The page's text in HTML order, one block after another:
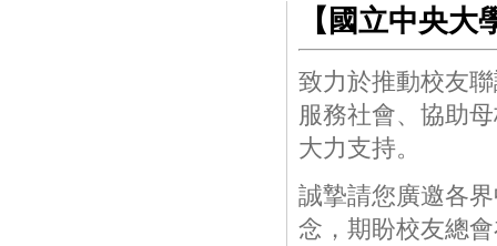
【國立中央大
致力於推動校友
服務社會、協助
大力支持。
誠摯請您廣邀各
念，期盼校友總